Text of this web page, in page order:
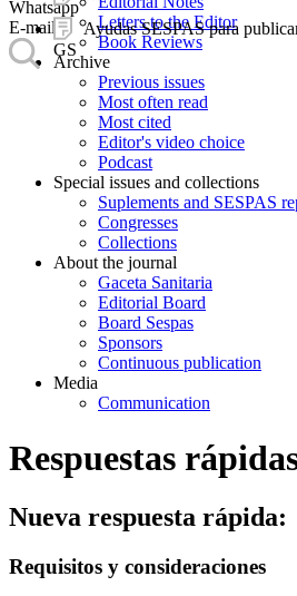
Ayudas SESPAS para
GS
Whatsapp
E-mail
Letters to the Editor
Book Reviews
Archive
Previous issues
Most often read
Most cited
Editor's video choice
Podcast
Special issues and collections
Suplements and SESPAS
Congresses
Collections
About the journal
Gaceta Sanitaria
Editorial Board
Board Sespas
Sponsors
Continuous publication
Media
Communication
Respuestas
Nueva respuesta rápida:
Requisitos y consideraciones